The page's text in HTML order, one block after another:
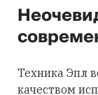
Техника Эпл
качеством